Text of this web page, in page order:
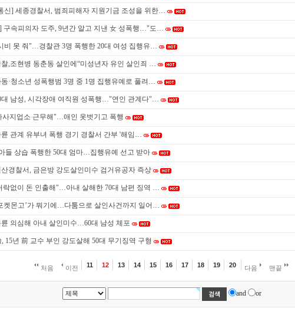
신] 세종경찰서, 범죄피해자 지원기금 조성을 위한…
구속피의자 도주, 9년간 알고 지낸 女 성폭행…"도…
비 못 줘"…경찰관 3명 폭행한 20대 여성 집행유…
,조현병 동춘동 살인에“미성년자 유인 살인죄 …
·청소년 성폭행범 3명 중 1명 집행유예로 풀려…
대 남성, 시각장애 여직원 성폭행…"연인 관계다"…
사지업소 근무해"…애인 옷벗기고 폭행
관계 유부녀 폭행 경기 경찰서 간부 '해임…
들 상습 폭행한 50대 엄마…집행유예 선고 받아
경찰서, 금은방 강도살인미수 검거유공자 즉상
락없이 돈 인출해"…아내 살해한 70대 남편 징역 …
켓몬고’가 뭐기에…다툼으로 살인사건까지 일어…
의심해 아내 살인미수…60대 남성 체포
, 15년 前 교수 부인 강도살해 50대 무기징역 구형
처음 이전 11 12 13 14 15 16 17 18 19 20 다음 맨끝
and or